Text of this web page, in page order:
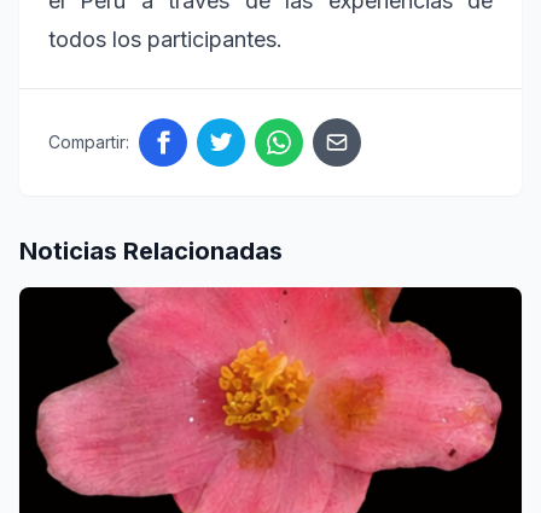
todos los participantes.
Compartir:
Noticias Relacionadas